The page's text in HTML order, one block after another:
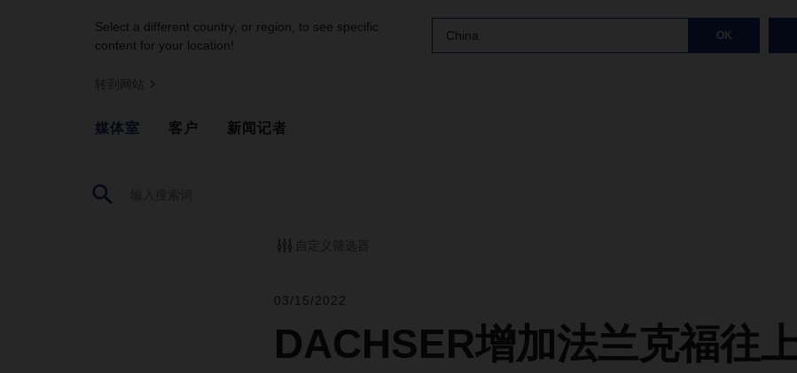
Select a different country, or region, to see specific
content for your location!
China OK
转到网站
媒体室 客户 新闻记者
自定义筛选器
03/15/2022
DACHSER增加法兰克福往